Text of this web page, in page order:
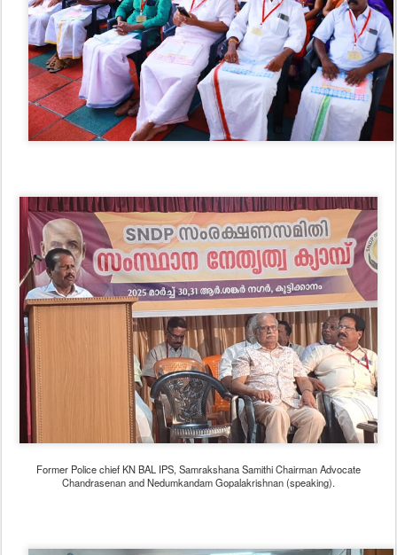
Former Police chief KN BAL IPS, Samrakshana Samithi Chairman Advocate
Chandrasenan and Nedumkandam Gopalakrishnan (speaking).